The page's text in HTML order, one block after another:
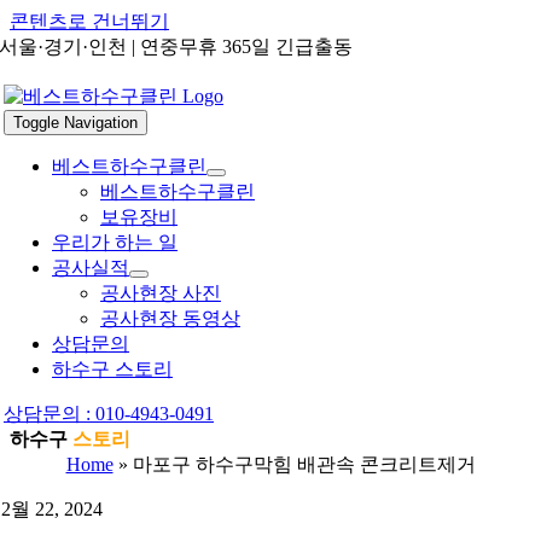
콘텐츠로 건너뛰기
서울·경기·인천 | 연중무휴 365일 긴급출동
Toggle Navigation
베스트하수구클린
베스트하수구클린
보유장비
우리가 하는 일
공사실적
공사현장 사진
공사현장 동영상
상담문의
하수구 스토리
상담문의 : 010-4943-0491
하수구 스토리
Home» 마포구 하수구막힘 배관속 콘크리트제거
월 22, 2024